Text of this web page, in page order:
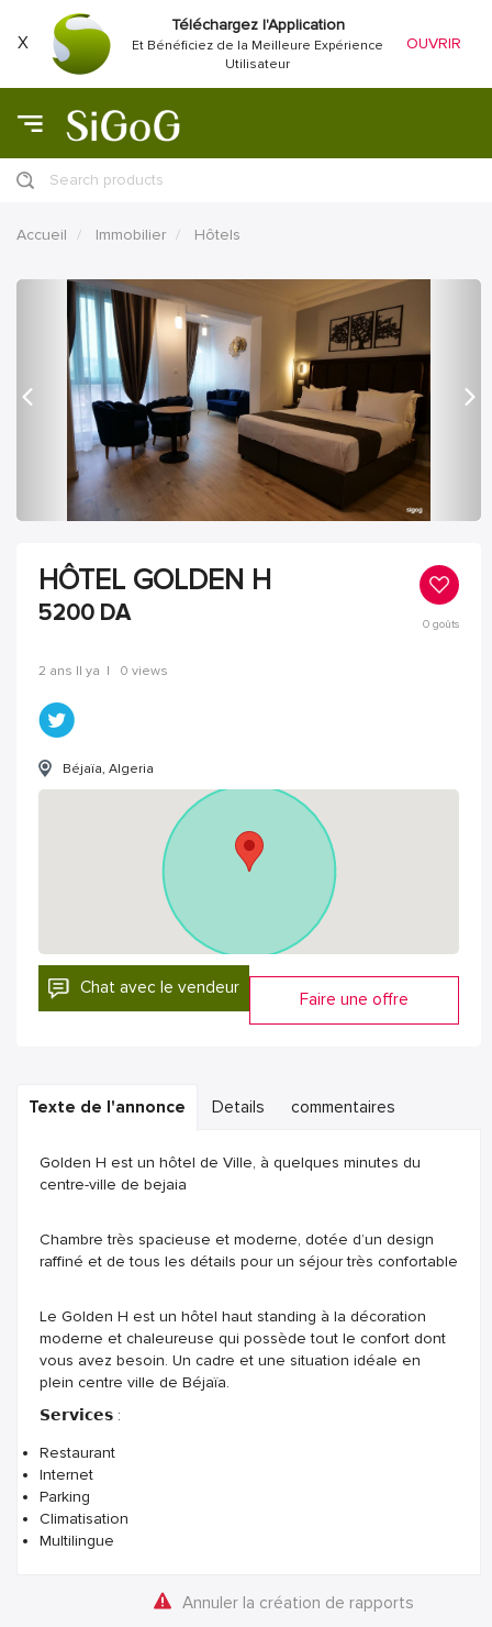
X
Téléchargez l'Application
Et Bénéficiez de la Meilleure Expérience
Utilisateur
OUVRIR
Search products
Accueil Immobilier Hôtels
précédent
HÔTEL GOLDEN H
5200 DA 0goûts
2 ans Il ya | 0 views
Béjaïa, Algeria
Chat avec le vendeur
Faire une offre
Texte de l'annonce Details commentaires
Golden H est un hôtel de Ville, à quelques minutes du
centre-ville de bejaia
Chambre très spacieuse et moderne, dotée d’un design
raffiné et de tous les détails pour un séjour très confortable
Le Golden H est un hôtel haut standing à la décoration
moderne et chaleureuse qui possède tout le confort dont
vous avez besoin. Un cadre et une situation idéale en
plein centre ville de Béjaïa.
𝗦𝗲𝗿𝘃𝗶𝗰𝗲𝘀 :
Restaurant
Internet
Parking
Climatisation
Multilingue
Annuler la création de rapports